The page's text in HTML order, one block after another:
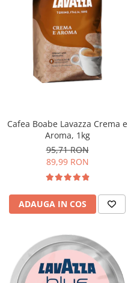
Cafea Boabe Lavazza Crema e
Aroma, 1kg
95,71 RON
89,99 RON
ADAUGA IN COS